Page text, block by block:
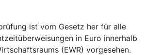
ist vom Gesetz her für alle
in Euro innerhalb
(EWR) vorgesehen.